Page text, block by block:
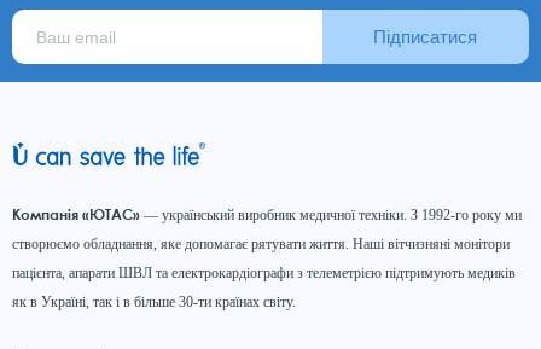
Підписатися
Компанія «ЮТАС» — український виробник медичної техніки. З 1992-го року ми
створюємо обладнання, яке допомагає рятувати життя. Наші вітчизняні монітори
пацієнта, апарати ШВЛ та електрокардіографи з телеметрією підтримують медиків
як в Україні, так і в більше 30-ти країнах світу.